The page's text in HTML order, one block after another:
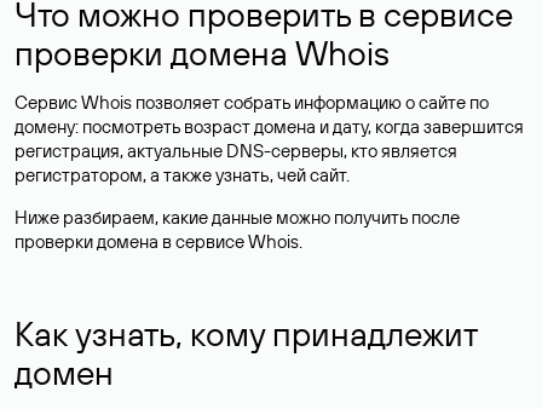
Что можно проверить в сервисе
проверки домена Whois
Сервис Whois позволяет собрать информацию о сайте по
домену: посмотреть возраст домена и дату, когда завершится
регистрация, актуальные DNS-серверы, кто является
регистратором, а также узнать, чей сайт.
Ниже разбираем, какие данные можно получить после
проверки домена в сервисе Whois.
Как узнать, кому принадлежит
домен